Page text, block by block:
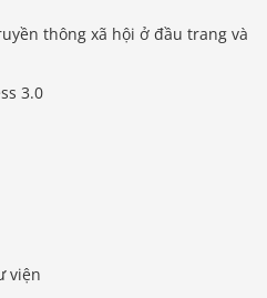
thông xã hội ở đầu trang và
3.0
viện